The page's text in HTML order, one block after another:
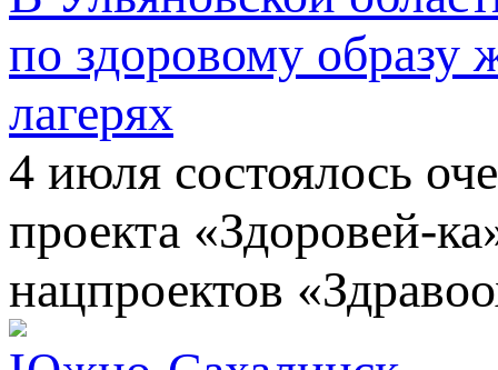
по здоровому
лагерях
4 июля состоялось
проекта «Здоровей-
нацпроектов